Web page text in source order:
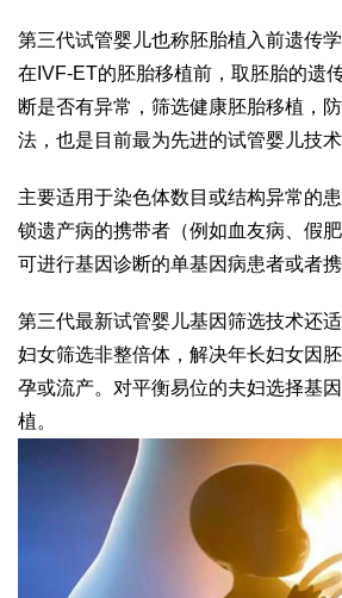
第三代试管婴儿也称胚胎植入前遗传
在IVF-ET的胚胎移植前，取胚胎的遗
断是否有异常，筛选健康胚胎移植，
法，也是目前最为先进的试管婴儿技术
主要适用于染色体数目或结构异常的
锁遗产病的携带者（例如血友病、假
可进行基因诊断的单基因病患者或者携
第三代最新试管婴儿基因筛选技术还
妇女筛选非整倍体，解决年长妇女因
孕或流产。对平衡易位的夫妇选择基
植。